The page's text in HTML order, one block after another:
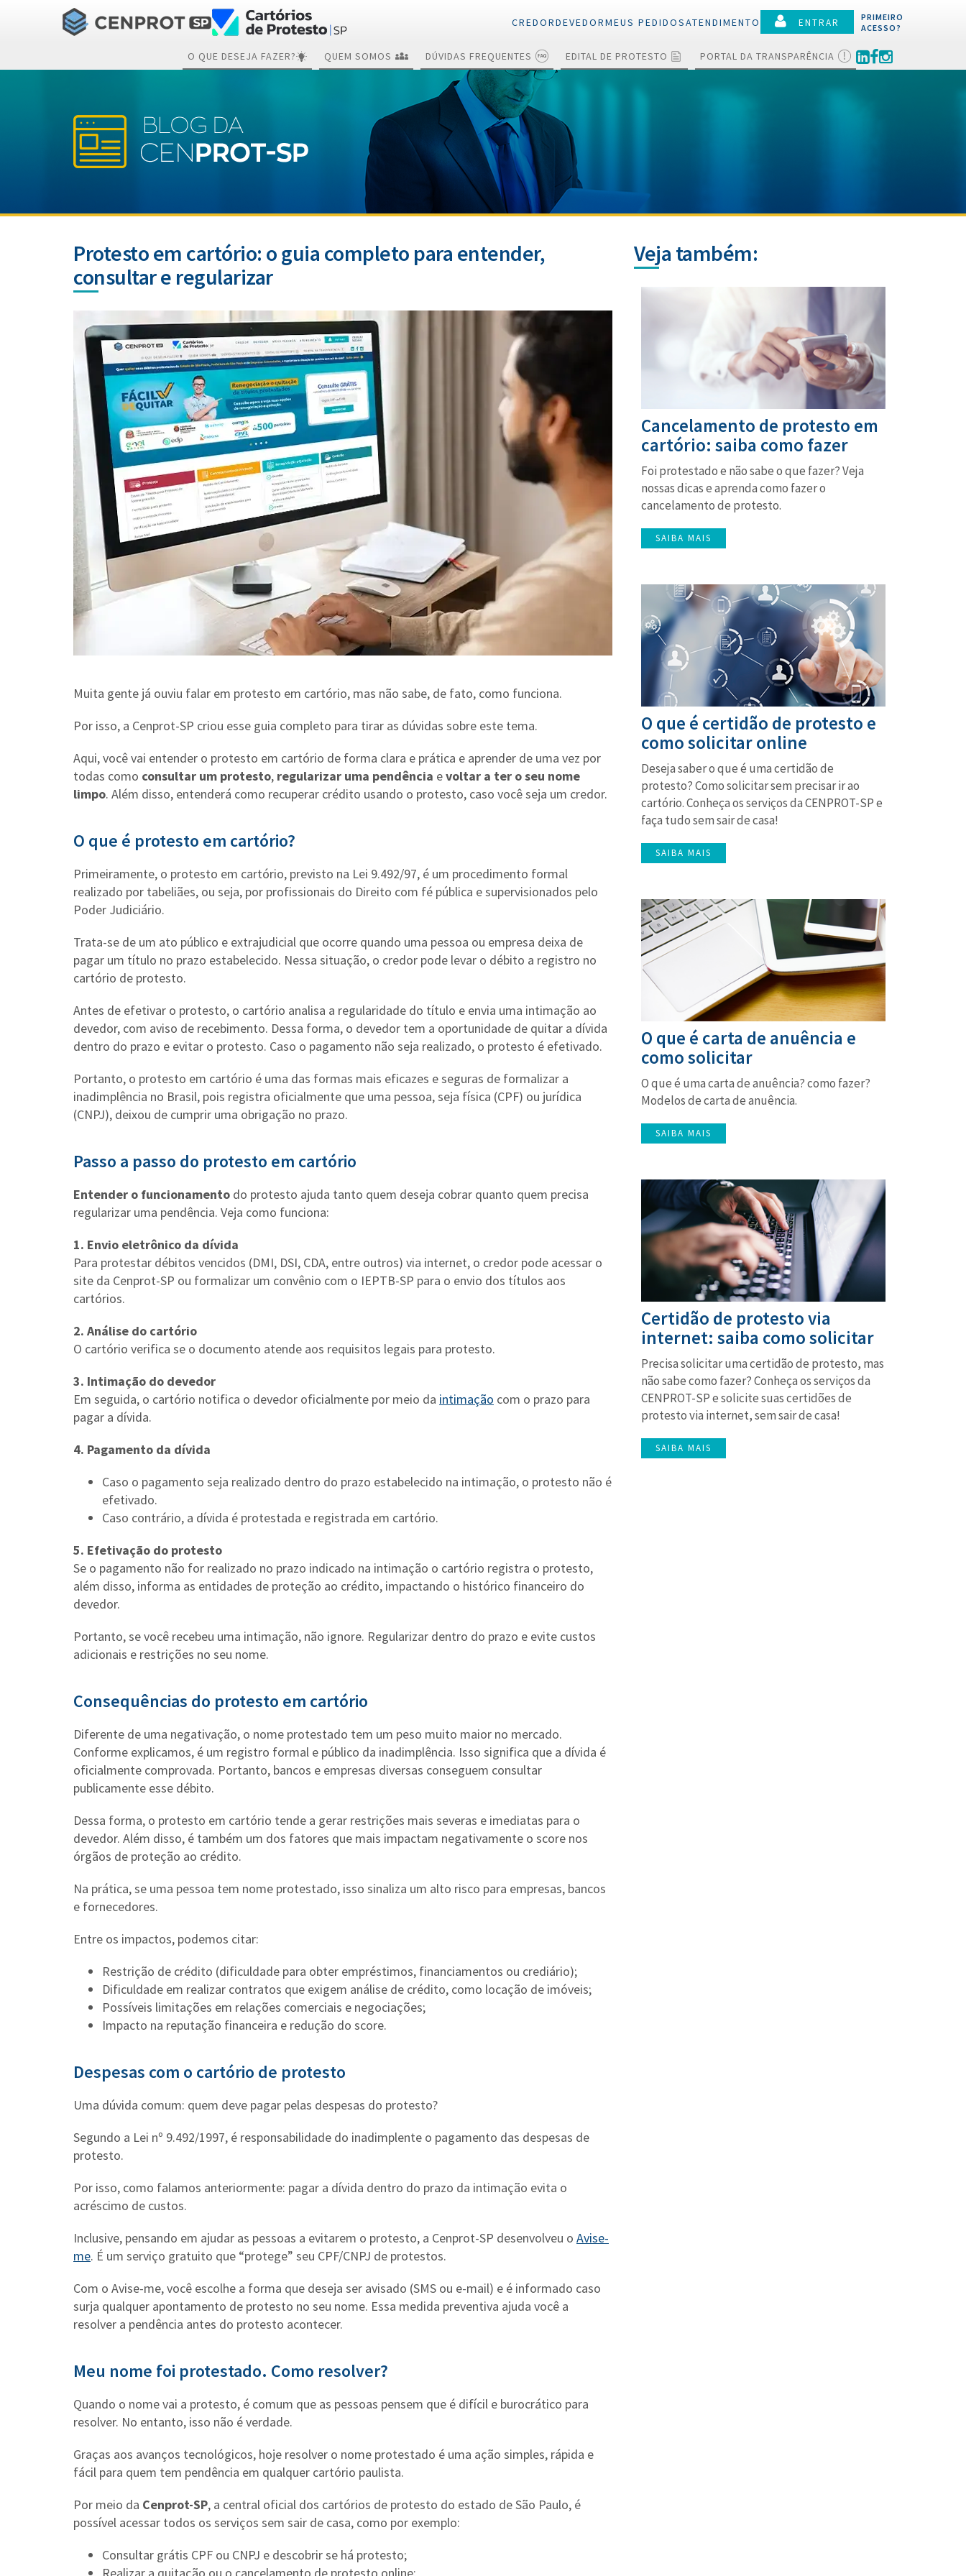
CREDOR
Consulta gratuita
de protestos
Envio de títulos
para protesto
Cancelamento
Renegociação e
Certidão
Orientações gerais
DEVEDOR
de protestos
Certidão
Cancelamento
Protesto
MEUS PEDIDOSATENDIMENTO ENTRAR
PRIMEIRO
ACESSO?
O QUE DESEJA FAZER? QUEM SOMOS DÚVIDAS FREQUENTES EDITAL DE PROTESTO PORTAL DA TRANSPARÊNCIA
Protesto em cartório: o guia completo para entender,
consultar e regularizar
Muita gente já ouviu falar em protesto em cartório, mas não sabe, de fato, como funciona.
Por isso, a Cenprot-SP criou esse guia completo para tirar as dúvidas sobre este tema.
Aqui, você vai entender o protesto em cartório de forma clara e prática e aprender de uma vez por
todas como consultar um protesto, regularizar uma pendência evoltar a ter o seu nome
limpo. Além disso, entenderá como recuperar crédito usando o protesto, caso você seja um credor.
O que é protesto em cartório?
Primeiramente, o protesto em cartório, previsto na Lei 9.492/97, é um procedimento formal
realizado por tabeliães, ou seja, por profissionais do Direito com fé pública e supervisionados pelo
Poder Judiciário.
Trata-se de um ato público e extrajudicial que ocorre quando uma pessoa ou empresa deixa de
pagar um título no prazo estabelecido. Nessa situação, o credor pode levar o débito a registro no
cartório de protesto.
Antes de efetivar o protesto, o cartório analisa a regularidade do título e envia uma intimação ao
devedor, com aviso de recebimento. Dessa forma, o devedor tem a oportunidade de quitar a dívida
dentro do prazo e evitar o protesto. Caso o pagamento não seja realizado, o protesto é efetivado.
Portanto, o protesto em cartório é uma das formas mais eficazes e seguras de formalizar a
inadimplência no Brasil, pois registra oficialmente que uma pessoa, seja física (CPF) ou jurídica
(CNPJ), deixou de cumprir uma obrigação no prazo.
Passo a passo do protesto em cartório
Entender o funcionamento do protesto ajuda tanto quem deseja cobrar quanto quem precisa
regularizar uma pendência. Veja como funciona:
1. Envio eletrônico da dívida
Para protestar débitos vencidos (DMI, DSI, CDA, entre outros) via internet, o credor pode acessar o
site da Cenprot-SP ou formalizar um convênio com o IEPTB-SP para o envio dos títulos aos
cartórios.
2. Análise do cartório
O cartório verifica se o documento atende aos requisitos legais para protesto.
3. Intimação do devedor
Em seguida, o cartório notifica o devedor oficialmente por meio da intimação com o prazo para
pagar a dívida.
4. Pagamento da dívida
Caso o pagamento seja realizado dentro do prazo estabelecido na intimação, o protesto não é
efetivado.
Caso contrário, a dívida é protestada e registrada em cartório.
5. Efetivação do protesto
Se o pagamento não for realizado no prazo indicado na intimação o cartório registra o protesto,
além disso, informa as entidades de proteção ao crédito, impactando o histórico financeiro do
devedor.
Portanto, se você recebeu uma intimação, não ignore. Regularizar dentro do prazo e evite custos
adicionais e restrições no seu nome.
Consequências do protesto em cartório
Diferente de uma negativação, o nome protestado tem um peso muito maior no mercado.
Conforme explicamos, é um registro formal e público da inadimplência. Isso significa que a dívida é
oficialmente comprovada. Portanto, bancos e empresas diversas conseguem consultar
publicamente esse débito.
Dessa forma, o protesto em cartório tende a gerar restrições mais severas e imediatas para o
devedor. Além disso, é também um dos fatores que mais impactam negativamente o score nos
órgãos de proteção ao crédito.
Na prática, se uma pessoa tem nome protestado, isso sinaliza um alto risco para empresas, bancos
e fornecedores.
Entre os impactos, podemos citar:
Restrição de crédito (dificuldade para obter empréstimos, financiamentos ou crediário);
Dificuldade em realizar contratos que exigem análise de crédito, como locação de imóveis;
Possíveis limitações em relações comerciais e negociações;
Impacto na reputação financeira e redução do score.
Despesas com o cartório de protesto
Uma dúvida comum: quem deve pagar pelas despesas do protesto?
Segundo a Lei nº 9.492/1997, é responsabilidade do inadimplente o pagamento das despesas de
protesto.
Por isso, como falamos anteriormente: pagar a dívida dentro do prazo da intimação evita o
acréscimo de custos.
Inclusive, pensando em ajudar as pessoas a evitarem o protesto, a Cenprot-SP desenvolveu o Avise-
me. É um serviço gratuito que “protege” seu CPF/CNPJ de protestos.
Com o Avise-me, você escolhe a forma que deseja ser avisado (SMS ou e-mail) e é informado caso
surja qualquer apontamento de protesto no seu nome. Essa medida preventiva ajuda você a
resolver a pendência antes do protesto acontecer.
Meu nome foi protestado. Como resolver?
Quando o nome vai a protesto, é comum que as pessoas pensem que é difícil e burocrático para
resolver. No entanto, isso não é verdade.
Graças aos avanços tecnológicos, hoje resolver o nome protestado é uma ação simples, rápida e
fácil para quem tem pendência em qualquer cartório paulista.
Por meio da Cenprot-SP, a central oficial dos cartórios de protesto do estado de São Paulo, é
possível acessar todos os serviços sem sair de casa, como por exemplo:
Consultar grátis CPF ou CNPJ e descobrir se há protesto;
Veja também:
Cancelamento de protesto em
cartório: saiba como fazer
Foi protestado e não sabe o que fazer? Veja
nossas dicas e aprenda como fazer o
cancelamento de protesto.
SAIBA MAIS
O que é certidão de protesto e
como solicitar online
Deseja saber o que é uma certidão de
protesto? Como solicitar sem precisar ir ao
cartório. Conheça os serviços da CENPROT-SP e
faça tudo sem sair de casa!
SAIBA MAIS
O que é carta de anuência e
como solicitar
O que é uma carta de anuência? como fazer?
Modelos de carta de anuência.
SAIBA MAIS
Certidão de protesto via
internet: saiba como solicitar
Precisa solicitar uma certidão de protesto, mas
não sabe como fazer? Conheça os serviços da
CENPROT-SP e solicite suas certidões de
protesto via internet, sem sair de casa!
SAIBA MAIS